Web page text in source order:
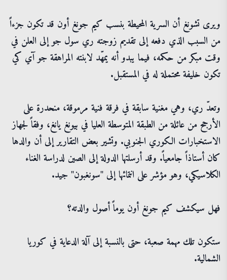
ويرى تشونغ أن السرية المحيطة بنسب كيم جونغ أون قد تكون جزءاً
من السبب الذي دفعه إلى تقديم زوجته ري سول جو إلى العلن في
وقت مبكر من حكمه، فيما يبدو أنه يمهّد لابنته المراهقة جو آي كي
تكون خليفة محتملة له في المستقبل.
وتعدّ ري، وهي مغنية سابقة في فرقة فنية مرموقة، منحدرة على
الأرجح من عائلة من الطبقة المتوسطة العليا في بيونغ يانغ، وفقاً لجهاز
الاستخبارات الكوري الجنوبي. وتشير بعض التقارير إلى أن والدها
كان أستاذاً جامعياً. وقد أرسلتها الدولة إلى الصين لدراسة الغناء
الكلاسيكي، وهو مؤشر على انتمائها إلى "سونغبون" جيد.
فهل سيكشف كيم جونغ أون يوماً أصول والدته؟
ستكون تلك مهمة صعبة، حتى بالنسبة إلى آلة الدعاية في كوريا
الشمالية.